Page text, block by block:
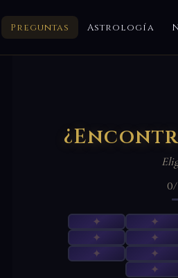
Preguntas Astrología
0
✦ ✦
✦
✦
✦
✦
✦